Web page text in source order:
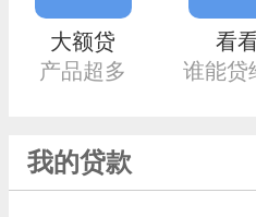
大额贷
产品超多
看
谁能贷
我的贷款